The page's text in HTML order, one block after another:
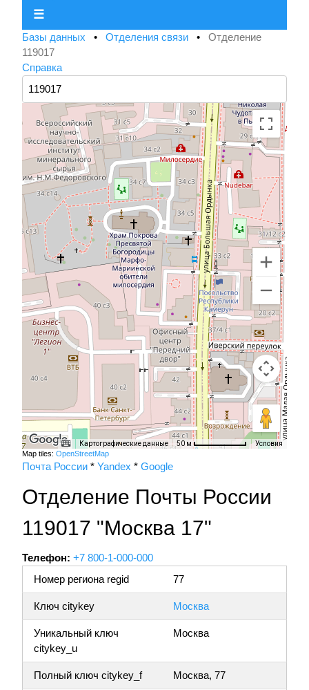
☰
Базы данных • Отделения связи • Отделение
119017
Справка
Картографические данные 50 м Условия
Map tiles: OpenStreetMap
Почта России * Yandex * Google
Отделение Почты России
119017 "Москва 17"
Телефон: +7 800-1-000-000
Номер региона regid
77
Ключ citykey Москва
Уникальный ключ
citykey_u
Москва
Полный ключ citykey_f Москва, 77